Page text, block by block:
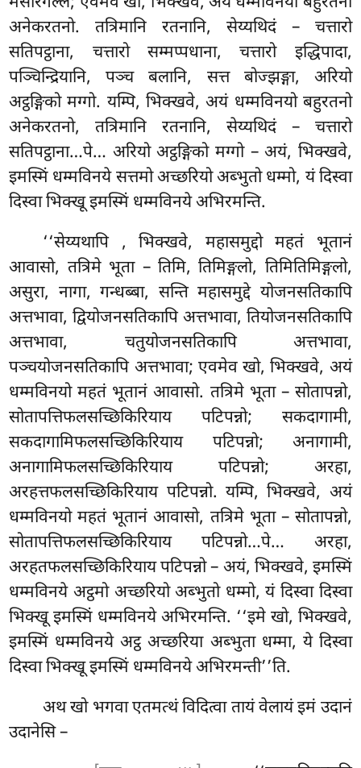
अनेकरतनो. तत्रिमानि रतनानि, सेय्यथिदं – चत्तारो
सतिपट्ठाना, चत्तारो सम्मप्पधाना, चत्तारो इद्धिपादा,
पञ्चिन्द्रियानि, पञ्च बलानि, सत्त बोज्झङ्गा, अरियो
अट्ठङ्गिको मग्गो. यम्पि, भिक्खवे, अयं धम्मविनयो बहुरतनो
अनेकरतनो, तत्रिमानि रतनानि, सेय्यथिदं – चत्तारो
सतिपट्ठाना…पे… अरियो अट्ठङ्गिको मग्गो – अयं, भिक्खवे,
इमस्मिं धम्मविनये सत्तमो अच्छरियो अब्भुतो धम्मो, यं दिस्वा
दिस्वा भिक्खू इमस्मिं धम्मविनये अभिरमन्ति.
‘‘सेय्यथापि , भिक्खवे, महासमुद्दो महतं भूतानं
आवासो, तत्रिमे भूता – तिमि, तिमिङ्गलो, तिमितिमिङ्गलो,
असुरा, नागा, गन्धब्बा, सन्ति महासमुद्दे योजनसतिकापि
अत्तभावा, द्वियोजनसतिकापि अत्तभावा, तियोजनसतिकापि
अत्तभावा, चतुयोजनसतिकापि अत्तभावा,
पञ्चयोजनसतिकापि अत्तभावा; एवमेव खो, भिक्खवे, अयं
धम्मविनयो महतं भूतानं आवासो. तत्रिमे भूता – सोतापन्नो,
सोतापत्तिफलसच्छिकिरियाय पटिपन्नो; सकदागामी,
सकदागामिफलसच्छिकिरियाय पटिपन्नो; अनागामी,
अनागामिफलसच्छिकिरियाय पटिपन्नो; अरहा,
अरहत्तफलसच्छिकिरियाय पटिपन्नो. यम्पि, भिक्खवे, अयं
धम्मविनयो महतं भूतानं आवासो, तत्रिमे भूता – सोतापन्नो,
सोतापत्तिफलसच्छिकिरियाय पटिपन्नो…पे… अरहा,
अरहतफलसच्छिकिरियाय पटिपन्नो – अयं, भिक्खवे, इमस्मिं
धम्मविनये अट्ठमो अच्छरियो अब्भुतो धम्मो, यं दिस्वा दिस्वा
भिक्खू इमस्मिं धम्मविनये अभिरमन्ति. ‘‘इमे खो, भिक्खवे,
इमस्मिं धम्मविनये अट्ठ अच्छरिया अब्भुता धम्मा, ये दिस्वा
दिस्वा भिक्खू इमस्मिं धम्मविनये अभिरमन्ती’’ति.
अथ खो भगवा एतमत्थं विदित्वा तायं वेलायं इमं उदानं
उदानेसि –